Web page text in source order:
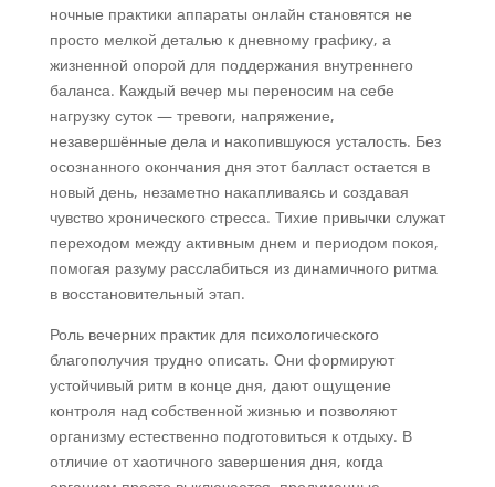
ночные практики аппараты онлайн становятся не
просто мелкой деталью к дневному графику, а
жизненной опорой для поддержания внутреннего
баланса. Каждый вечер мы переносим на себе
нагрузку суток — тревоги, напряжение,
незавершённые дела и накопившуюся усталость. Без
осознанного окончания дня этот балласт остается в
новый день, незаметно накапливаясь и создавая
чувство хронического стресса. Тихие привычки служат
переходом между активным днем и периодом покоя,
помогая разуму расслабиться из динамичного ритма
в восстановительный этап.
Роль вечерних практик для психологического
благополучия трудно описать. Они формируют
устойчивый ритм в конце дня, дают ощущение
контроля над собственной жизнью и позволяют
организму естественно подготовиться к отдыху. В
отличие от хаотичного завершения дня, когда